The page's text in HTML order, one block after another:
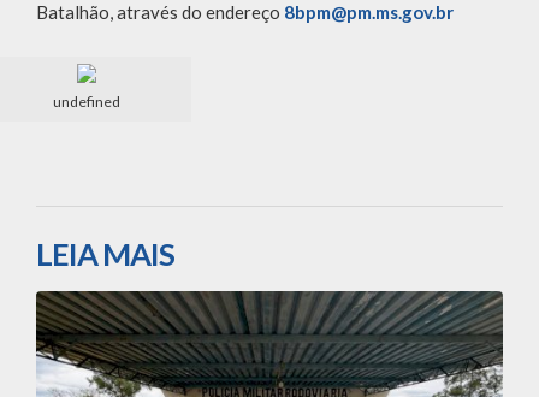
Batalhão, através do endereço 8bpm@pm.ms.gov.br
undefined
LEIA MAIS